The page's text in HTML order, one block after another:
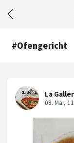
#Ofengericht